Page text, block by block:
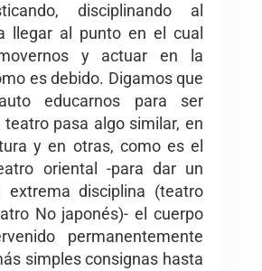
disciplinando al
llegar al punto en el cual
y actuar en la
es debido. Digamos que
educarnos para ser
teatro pasa algo similar, en
y en otras, como es el
oriental -para dar un
extrema disciplina (teatro
No japonés)- el cuerpo
permanentemente
simples consignas hasta